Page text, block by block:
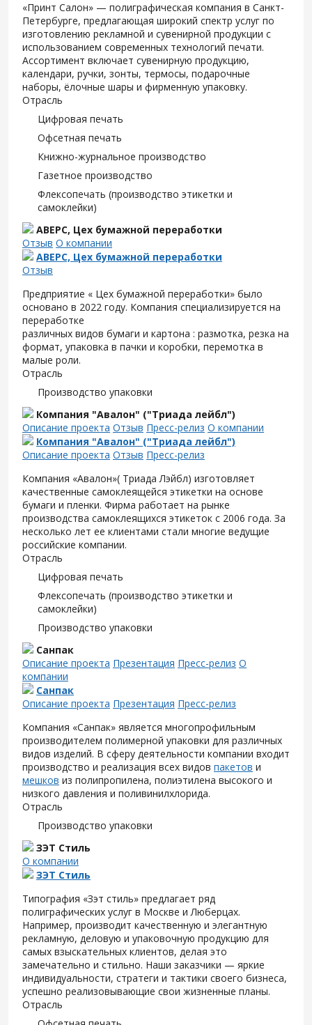
«Принт Салон» — полиграфическая компания в Санкт-
Петербурге, предлагающая широкий спектр услуг по
изготовлению рекламной и сувенирной продукции с
использованием современных технологий печати.
Ассортимент включает сувенирную продукцию,
календари, ручки, зонты, термосы, подарочные
наборы, ёлочные шары и фирменную упаковку.
Отрасль
Цифровая печать
Офсетная печать
Книжно-журнальное производство
Газетное производство
Флексопечать (производство этикетки и
самоклейки)
АВЕРС, Цех бумажной переработки
Отзыв О компании
АВЕРС, Цех бумажной переработки
Отзыв
Предприятие « Цех бумажной переработки» было
основано в 2022 году. Компания специализируется на
переработке
различных видов бумаги и картона : размотка, резка на
формат, упаковка в пачки и коробки, перемотка в
малые роли.
Отрасль
Производство упаковки
Компания "Авалон" ("Триада лейбл")
Описание проекта Отзыв Пресс-релиз О компании
Компания "Авалон" ("Триада лейбл")
Описание проекта Отзыв Пресс-релиз
Компания «Авалон»( Триада Лэйбл) изготовляет
качественные самоклеящейся этикетки на основе
бумаги и пленки. Фирма работает на рынке
производства самоклеящихся этикеток с 2006 года. За
несколько лет ее клиентами стали многие ведущие
российские компании.
Отрасль
Цифровая печать
Флексопечать (производство этикетки и
самоклейки)
Производство упаковки
Санпак
Описание проекта Презентация Пресс-релиз О
компании
Санпак
Описание проекта Презентация Пресс-релиз
Компания «Санпак» является многопрофильным
производителем полимерной упаковки для различных
видов изделий. В сферу деятельности компании входит
производство и реализация всех видов пакетов и
мешков из полипропилена, полиэтилена высокого и
низкого давления и поливинилхлорида.
Отрасль
Производство упаковки
ЗЭТ Стиль
О компании
ЗЭТ Стиль
Типография «Зэт cтиль» предлагает ряд
полиграфических услуг в Москве и Люберцах.
Например, производит качественную и элегантную
рекламную, деловую и упаковочную продукцию для
самых взыскательных клиентов, делая это
замечательно и стильно. Наши заказчики — яркие
индивидуальности, стратеги и тактики своего бизнеса,
успешно реализовывающие свои жизненные планы.
Отрасль